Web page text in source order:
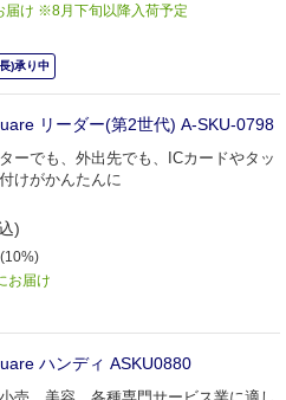
届け ※8月下旬以降入荷予定
)承り中
リーダー(第2世代) A-SKU-0798
ーでも、外出先でも、ICカードやタッ
けがかんたんに
)
お届け
ハンディ ASKU0880